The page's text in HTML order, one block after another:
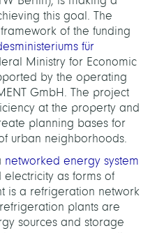
this goal. The
of the funding
für
Ministry for Economic
by the operating
GmbH. The project
at the property and
planning bases for
urban neighborhoods.
networked energy system
as forms of
is a refrigeration network
plants are
sources and storage